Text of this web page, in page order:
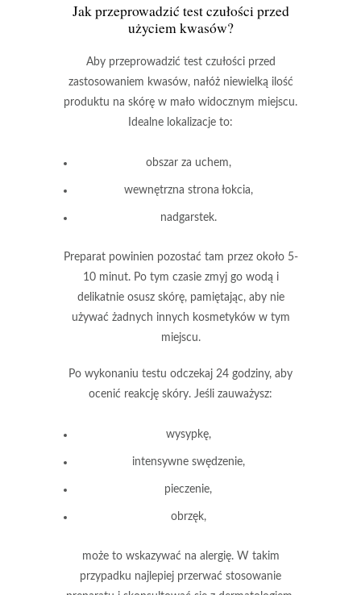
Jak przeprowadzić test czułości przed
użyciem kwasów?
Aby przeprowadzić test czułości przed
zastosowaniem kwasów, nałóż niewielką ilość
produktu na skórę w mało widocznym miejscu.
Idealne lokalizacje to:
obszar za uchem,
wewnętrzna strona łokcia,
nadgarstek.
Preparat powinien pozostać tam przez około 5-
10 minut.Po tym czasie zmyj go wodą i
delikatnie osusz skórę, pamiętając, aby nie
używać żadnych innych kosmetyków w tym
miejscu.
Po wykonaniu testu odczekaj 24 godziny, aby
ocenić reakcję skóry. Jeśli zauważysz:
wysypkę,
intensywne swędzenie,
pieczenie,
obrzęk,
może to wskazywać na alergię.W takim
przypadku najlepiej przerwać stosowanie